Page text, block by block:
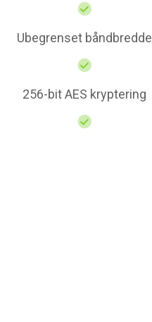
Ubegrenset båndbredde
256-bit AES kryptering